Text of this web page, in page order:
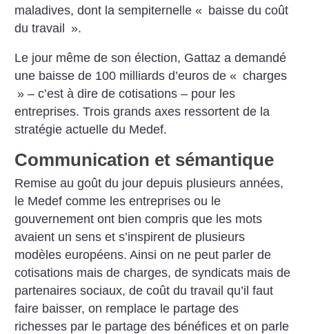
maladives, dont la sempiternelle « baisse du coût
du travail ».
Le jour même de son élection, Gattaz a demandé
une baisse de 100 milliards d’euros de « charges
» – c’est à dire de cotisations – pour les
entreprises. Trois grands axes ressortent de la
stratégie actuelle du Medef.
Communication et sémantique
Remise au goût du jour depuis plusieurs années,
le Medef comme les entreprises ou le
gouvernement ont bien compris que les mots
avaient un sens et s’inspirent de plusieurs
modèles européens. Ainsi on ne peut parler de
cotisations mais de charges, de syndicats mais de
partenaires sociaux, de coût du travail qu’il faut
faire baisser, on remplace le partage des
richesses par le partage des bénéfices et on parle